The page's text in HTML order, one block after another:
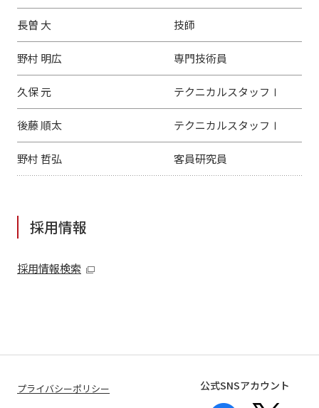
長曽 大 技師
野村 明広 専門技術員
久保 元 テクニカルスタッフⅠ
後藤 順太 テクニカルスタッフⅠ
野村 哲弘 客員研究員
採用情報
採用情報検索
プライバシーポリシー 公式SNSアカウント